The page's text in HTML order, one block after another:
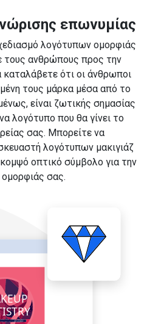
επωνυμίας
λογότυπων ομορφιάς
τους ανθρώπους προς την
ότι οι άνθρωποι
τους μάρκα μέσα από το
είναι ζωτικής σημασίας
λογότυπο που θα γίνει το
σας. Μπορείτε να
λογότυπων μακιγιάζ
οπτικό σύμβολο για την
σας.